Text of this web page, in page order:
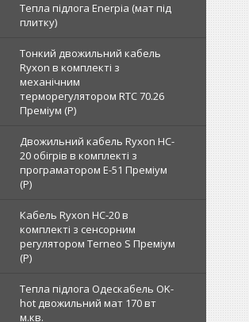
Тепла підлога Enerpia (мат під
плитку)
Тонкий двожильний кабель
Ryxon в комплекті з
механічним
терморегулятором RTC 70.26
Преміум (Р)
Двожильний кабель Ryxon HC-
20 обігрів в комплекті з
програматором E-51 Преміум
(Р)
Кабель Ryxon HC-20 в
комплекті з сенсорним
регулятором Terneo S Преміум
(Р)
Тепла підлога Одескабель OK-
hot двожильний мат 170 вт
м.кв.